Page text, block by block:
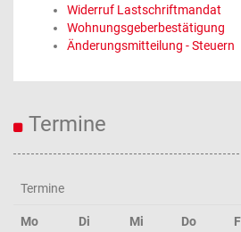
Widerruf Lastschriftmandat
Wohnungsgeberbestätigung
Änderungsmitteilung - Steuern
Termine
Termine
Mo Di Mi Do